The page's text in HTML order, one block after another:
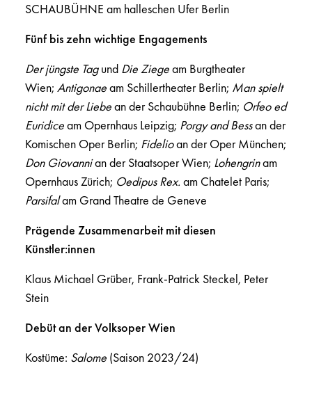
SCHAUBÜHNE am halleschen Ufer Berlin
Fünf bis zehn wichtige Engagements
Der jüngste Tagund Die Ziegeam Burgtheater
Wien; Antigonaeam Schillertheater Berlin; Man spielt
nicht mit der Liebean der Schaubühne Berlin; Orfeo ed
Euridiceam Opernhaus Leipzig; Porgy and Bessan der
Komischen Oper Berlin; Fidelioan der Oper München;
Don Giovannian der Staatsoper Wien; Lohengrinam
Opernhaus Zürich; Oedipus Rex. am Chatelet Paris;
Parsifalam Grand Theatre de Geneve
Prägende Zusammenarbeit mit diesen
Künstler:innen
Klaus Michael Grüber, Frank-Patrick Steckel, Peter
Stein
Debüt an der Volksoper Wien
Kostüme: Salome (Saison 2023/24)